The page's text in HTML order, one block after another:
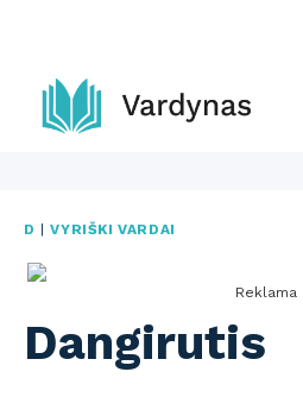
content
D |VYRIŠKI VARDAI
Reklama
Dangirutis